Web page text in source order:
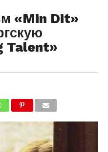
«Min Dit»
Talent»